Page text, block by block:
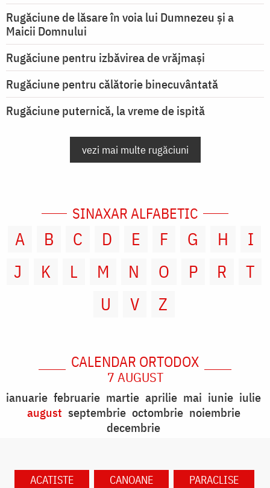
Rugăciune de lăsare în voia lui Dumnezeu şi a
Maicii Domnului
Rugăciune pentru izbăvirea de vrăjmași
Rugăciune pentru călătorie binecuvântată
Rugăciune puternică, la vreme de ispită
vezi mai multe rugăciuni
SINAXAR ALFABETIC
A B C D E F G H
I
J
K L M N O P R
T
U
V Z
CALENDAR ORTODOX
7 AUGUST
ianuarie februarie martie aprilie mai iunie iulie
august septembrie octombrie noiembrie
decembrie
ACATISTE CANOANE
PARACLISE